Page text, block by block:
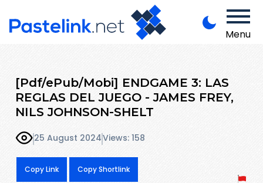
Menu
[Pdf/ePub/Mobi] ENDGAME 3: LAS
REGLAS DEL JUEGO - JAMES FREY,
NILS JOHNSON-SHELT
25 August 2024Views: 158
Copy Link Copy Shortlink